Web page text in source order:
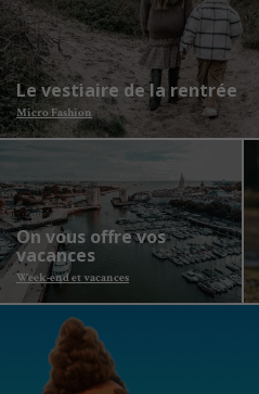
Le vestiaire de la rentrée
Micro Fashion
On vous offre vos
vacances
Week-end et vacances